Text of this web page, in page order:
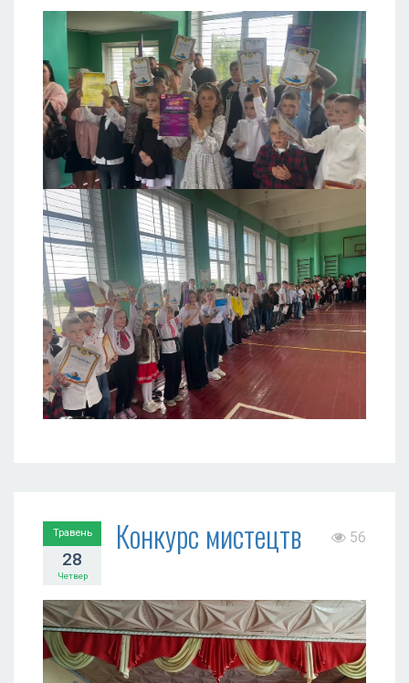
Травень
28
Четвер
Конкурс мистецтв 56